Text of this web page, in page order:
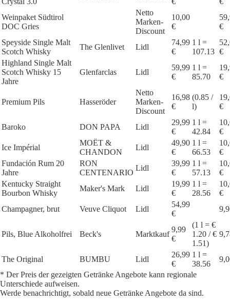
Weinpaket Südtirol
DOC Gries
Netto
Marken-
Discount
10,00
€
€
Speyside Single Malt
Scotch Whisky
The Glenlivet Lidl
74,99
€
1 l =
107.13 €
Highland Single Malt
Scotch Whisky 15
Jahre
Glenfarclas Lidl
59,99
€
1 l =
85.70
€
Premium Pils Hasseröder
Netto
Marken-
Discount
16,98
€
(0.85 /
l)
€
Baroko DON PAPA Lidl
29,99
€
1 l =
42.84
€
Ice Impérial
MOËT &
CHANDON
Lidl
49,90
€
1 l =
66.53
€
Fundación Rum 20
Jahre
RON
CENTENARIO
Lidl
39,99
€
1 l =
57.13
€
Kentucky Straight
Bourbon Whisky
Maker's Mark Lidl
19,99
€
1 l =
28.56
€
Champagner, brut
Veuve Cliquot Lidl
54,99
€
Pils, Blue Alkoholfrei Beck's Marktkauf
9,99
€
(1 l = €
1.20 / €
1.51)
The Original BUMBU Lidl
26,99
€
1 l =
38.56
* Der Preis der gezeigten Getränke Angebote kann regionale
Unterschiede aufweisen.
Werde benachrichtigt, sobald neue Getränke Angebote da sind.